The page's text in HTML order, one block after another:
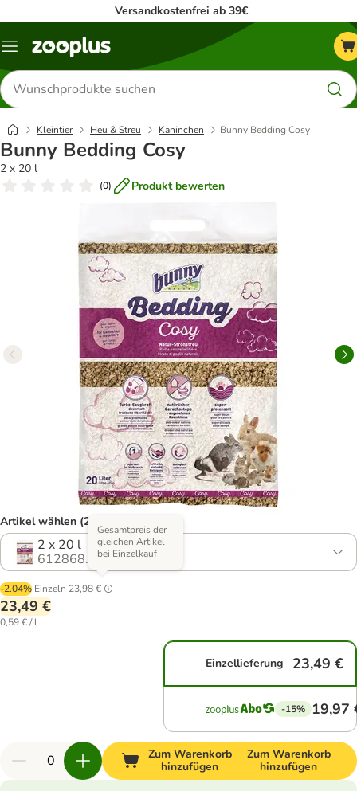
Versandkostenfrei ab 39€
Menü
Produkte
suchen
Kleintier Heu & Streu Kaninchen Bunny Bedding Cosy
Bunny Bedding Cosy
2 x 20 l
(0) Produkt bewerten
Artikel wählen (2 Varianten)
2 x 20 l
612868.1
-2.04% Einzeln 23,98 €
Gesamtpreis der
gleichen Artikel
bei Einzelkauf
23,49 €
0,59 € / l
Einzellieferung 23,49 €
-15% 19,97
Zum Warenkorb
hinzufügen
Zum Warenkorb
hinzufügen